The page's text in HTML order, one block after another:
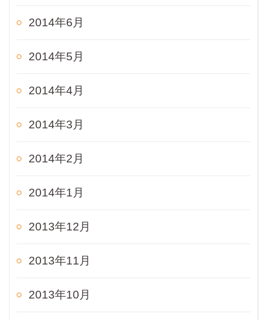
2014年6月
2014年5月
2014年4月
2014年3月
2014年2月
2014年1月
2013年12月
2013年11月
2013年10月